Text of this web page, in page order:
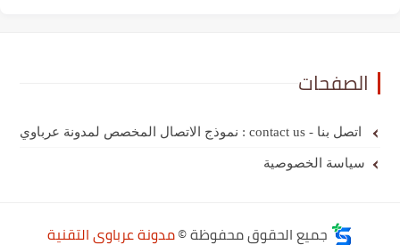
الصفحات
اتصل بنا - contact us : نموذج الاتصال المخصص لمدونة عرباوي
سياسة الخصوصية
جميع الحقوق محفوظة ©مدونة عرباوي التقنية